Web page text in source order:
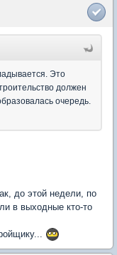
Это
должен
очередь.
до этой недели, по
в выходные кто-то